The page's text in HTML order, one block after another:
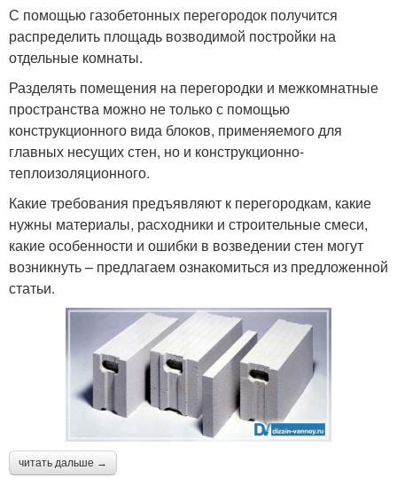
С помощью газобетонных перегородок получится
распределить площадь возводимой постройки на
отдельные комнаты.
Разделять помещения на перегородки и межкомнатные
пространства можно не только с помощью
конструкционного вида блоков, применяемого для
главных несущих стен, но и конструкционно-
теплоизоляционного.
Какие требования предъявляют к перегородкам, какие
нужны материалы, расходники и строительные смеси,
какие особенности и ошибки в возведении стен могут
возникнуть – предлагаем ознакомиться из предложенной
статьи.
читать дальше →